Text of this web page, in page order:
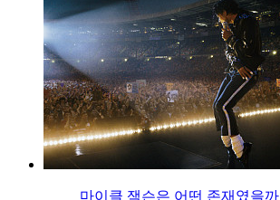
마이클 잭슨은 어떤 존재였을까